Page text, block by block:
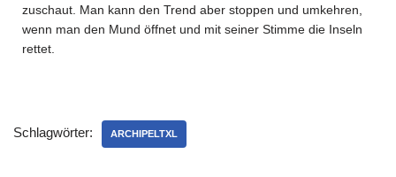
zuschaut. Man kann den Trend aber stoppen und umkehren,
wenn man den Mund öffnet und mit seiner Stimme die Inseln
rettet.
Schlagwörter: ARCHIPELTXL